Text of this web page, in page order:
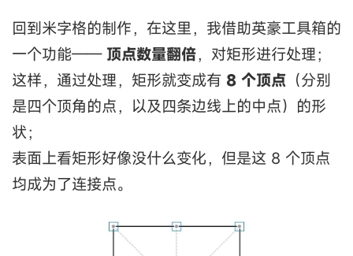
回到米字格的制作，在这里，我借助英豪工具箱的
一个功能—— 顶点数量翻倍，对矩形进行处理；
这样，通过处理，矩形就变成有 8 个顶点 （分别
是四个顶角的点，以及四条边线上的中点）的形
状；
表面上看矩形好像没什么变化，但是这 8 个顶点
均成为了连接点。